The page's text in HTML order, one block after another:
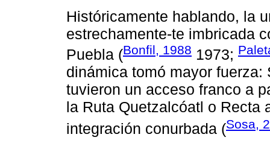
Históricamente hablando, la
estrechamente-te imbricada
Puebla (Bonfil, 1988 1973;
dinámica tomó mayor
tuvieron un acceso franco a
la Ruta Quetzalcóatl o Recta
integración conurbada (Sosa,